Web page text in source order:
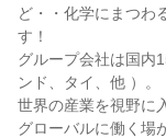
ど・・化学にまつわ
す！
グループ会社は国内
ンド、タイ、他 ）。
世界の産業を視野に
グローバルに働く場